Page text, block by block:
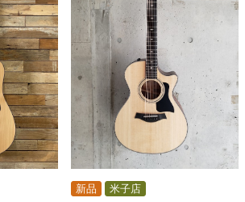
新品 米子店